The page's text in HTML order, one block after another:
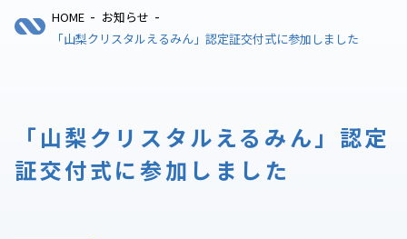
HOME - お知らせ -
「山梨クリスタルえるみん」認定証交付式に参加しました
「山梨クリスタルえるみん」認定
証交付式に参加しました